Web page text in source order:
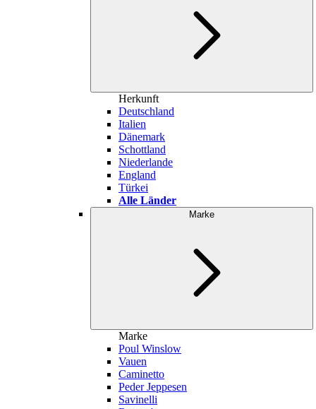
Herkunft
Deutschland
Italien
Dänemark
Schottland
Niederlande
England
Türkei
Alle Länder
Marke
Marke
Poul Winslow
Vauen
Caminetto
Peder Jeppesen
Savinelli